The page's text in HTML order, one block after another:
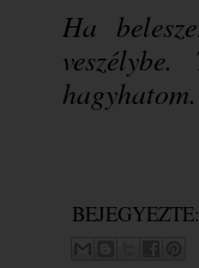
Ha
hagyhatom.
BEJEGYEZTE: